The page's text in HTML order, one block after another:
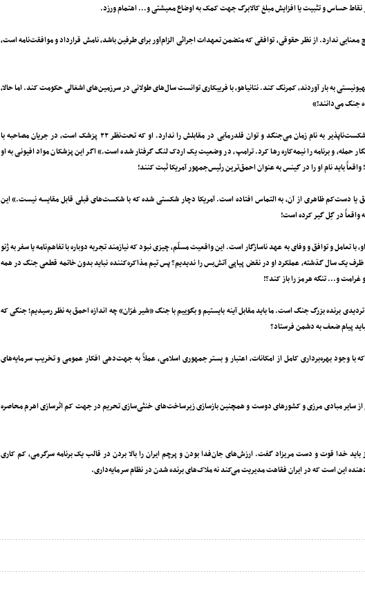
حساس و تثبیت یا افزایش مبلغ کالابرگ جهت کمک به اوضاع معیشتی و... اهتمام ورزد.
ندارد. از نظر حقوقی، توافقی که متضمن تعهدات اجرائی الزام‌آور برای طرفین باشد، نامش قرارداد و موافقت‌نامه است،
به بار آوردند، کمرنگ کند. نتانیاهو، با فریبکاری توانست سال‌های طولانی در سرزمین‌های اشغالی حکومت کند. اما حالا،
* گاردین نوشته: «ترامپ، در هشتادمین سالگرد تولدش، با حریفی شکست‌ناپذیر به نام زمان می‌جنگد و توان قلدرمآبی در مقابلش را ندارد. او که تحت‌نظر ۲۲ پزشک است، در جریان مصاحبه با
حمله، و برنامه را نیمه‌‌کاره رها کرد. ترامپ، در وضعیت یک اردک لنگ گرفتار شده است.» اگر این پزشکان مواد افیونی به او
واقعاً باید نام او را در گینس به عنوان احمق‌ترین رئیس‌جمهور آمریکا ثبت کنند!
یا دست‌کم ظاهری از آن، به التماس افتاده است. آمریکا دچار شکستی شده که با شکست‌‌های قبلی قابل مقایسه نیست.» این
واقعاً در گِل گیر کرده است!
و توافق و وفای به عهد ناسازگار است. این واقعیت مسلّم، چیزی نبود که نیازمند تجربه دوباره با تفاهم‌نامه یا سفر به ژنو
یک سال گذشته، عملکرد او در نقض پیاپی آتش‌بس را ندیدیم؟ پس تیم مذاکره‌کننده نباید بدون خاتمه قطعی جنگ در همه
غرامت و... تنگه هرمز را باز کند؟!
برنده بزرگ جنگ است. ما باید مقابل آینه بایستیم و بگوییم با جنگ «شیر غرّان» چه اندازه احمق به نظر رسیدیم؛ جنگی که
پیام ضعف به دشمن ‌فرستاد؟
با وجود بهره‌برداری کامل از امکانات، اعتبار و بستر جمهوری اسلامی، عملاً به جهت‌دهی افکار عمومی و تخریب سرمایه‌های
سایر مبادی مرزی و کشورهای دوست و همچنین بازسازی زیرساخت‌های خنثی‌سازی تحریم در جهت کم اثرسازی اهرم محاصره
باید خدا قوت و دست مریزاد گفت. ارزش‌های جان‌فدا بودن و پرچم ایران را بالا بردن در قالب یک برنامه‌ سرگرمی، کم کاری
این است که در ایران فقاهت مدیریت می‌کند نه ملاک‌های برنده شدن در نظام سرمایه‌داری.